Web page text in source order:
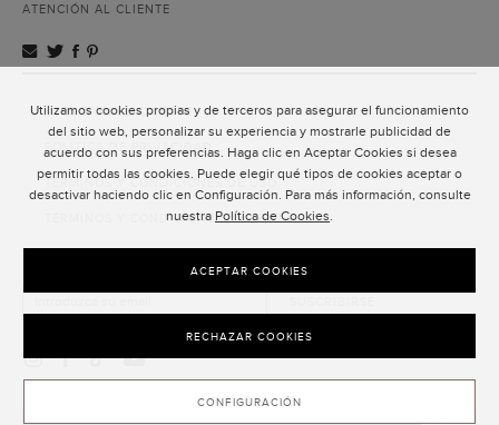
Utilizamos cookies propias y de terceros para asegurar el funcionamiento
del sitio web, personalizar su experiencia y mostrarle publicidad de
acuerdo con sus preferencias. Haga clic en Aceptar Cookies si desea
permitir todas las cookies. Puede elegir qué tipos de cookies aceptar o
desactivar haciendo clic en Configuración. Para más información, consulte
nuestra Política de Cookies.
CONFIGURACIÓN
RECHAZAR COOKIES
ACEPTAR COOKIES
ATENCIÓN AL CLIENTE
ATENCIÓN AL CLIENTE
POLÍTICA DE PRIVACIDAD
TÉRMINOS Y CONDICIONES DE USO
TÉRMINOS Y CONDICIONES DE VENTA
SUSCRIPCIÓN AL NEWSLETTER